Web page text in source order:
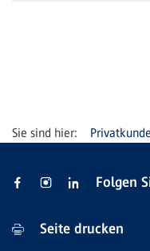
Folgen
Seite drucken